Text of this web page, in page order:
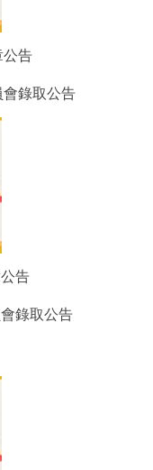
公告
錄取公告
告
錄取公告